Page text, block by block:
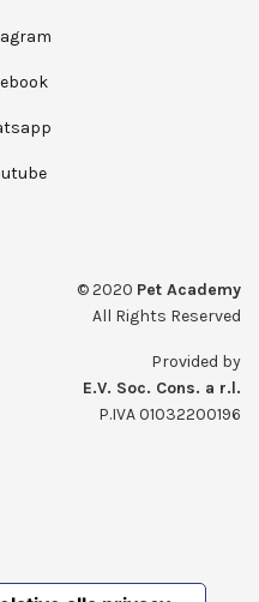
© 2020 Pet Academy
All Rights Reserved
Provided by
E.V. Soc. Cons. a r.l.
P.IVA 01032200196